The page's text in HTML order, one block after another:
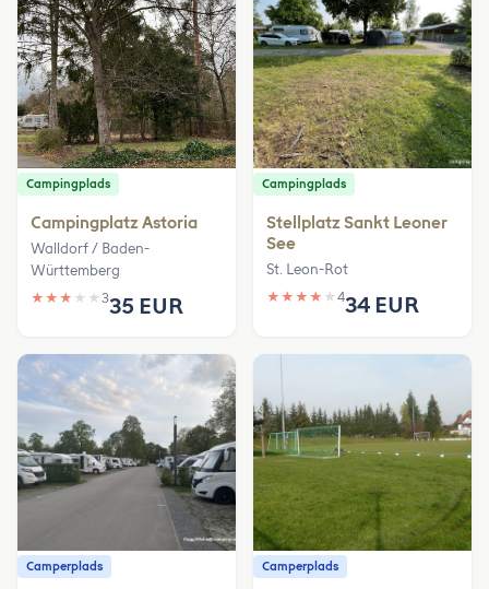
Campingplads
Campingplatz Astoria
Walldorf / Baden-
Württemberg
★ ★ ★ ★ ★ 335 EUR
Campingplads
Stellplatz Sankt Leoner
See
St. Leon-Rot
★ ★ ★ ★ ★ 434 EUR
Camperplads Camperplads